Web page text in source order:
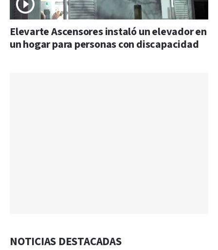
Elevarte Ascensores instaló un elevador en
un hogar para personas con discapacidad
NOTICIAS DESTACADAS